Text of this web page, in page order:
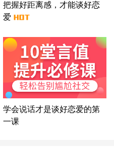
41分钟前
? 通过此页面咨询，已获得专属情感
3分钟前
把握好距离感，才能谈好恋
爱
学会说话才是谈好恋爱的第
一课